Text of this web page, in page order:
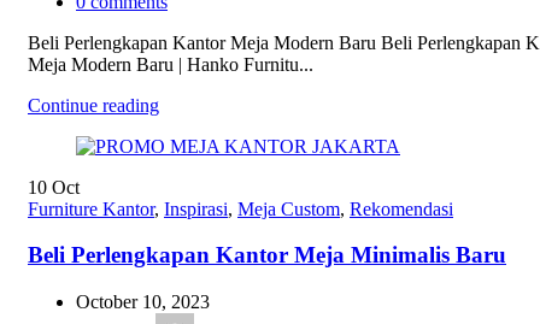
Beli Perlengkapan Kantor Meja Modern Baru Beli Perlengkapan
Meja Modern Baru | Hanko Furnitu...
Continue reading
10 Oct
Furniture Kantor, Inspirasi, Meja Custom, Rekomendasi
Beli Perlengkapan Kantor Meja Minimalis Baru
October 10, 2023